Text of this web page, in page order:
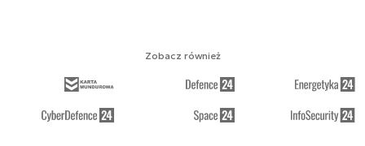
Zobacz również